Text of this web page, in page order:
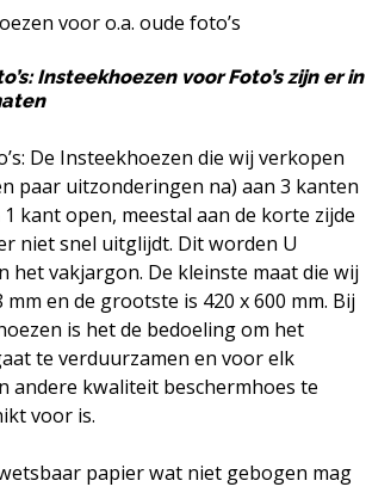
voor o.a. oude foto’s
Insteekhoezen voor Foto’s zijn er in
De Insteekhoezen die wij verkopen
paar uitzonderingen na) aan 3 kanten
kant open, meestal aan de korte zijde
niet snel uitglijdt. Dit worden U
het vakjargon. De kleinste maat die wij
en de grootste is 420 x 600 mm. Bij
is het de bedoeling om het
te verduurzamen en voor elk
andere kwaliteit beschermhoes te
voor is.
papier wat niet gebogen mag